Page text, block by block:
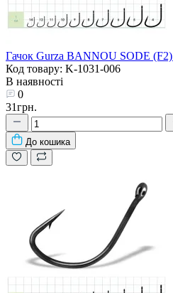
Гачок Gurza BANNOU SODE
Код товару: K-1031-006
В наявності
0
31грн.
До кошика